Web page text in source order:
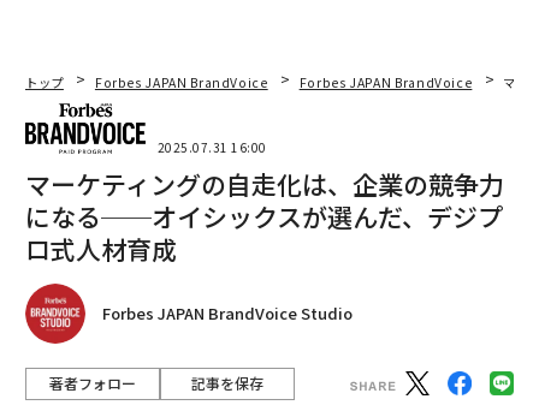
トップ Forbes JAPAN BrandVoice Forbes JAPAN BrandVoice マー
2025.07.31 16:00
マーケティングの自走化は、企業の競争力
になる──オイシックスが選んだ、デジプ
ロ式人材育成
Forbes JAPAN BrandVoice Studio
著者フォロー 記事を保存